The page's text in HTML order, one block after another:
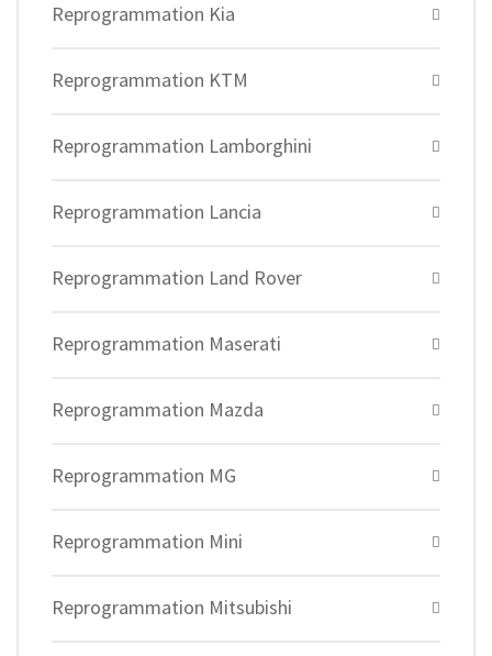
Reprogrammation Kia
Reprogrammation KTM
Reprogrammation Lamborghini
Reprogrammation Lancia
Reprogrammation Land Rover
Reprogrammation Maserati
Reprogrammation Mazda
Reprogrammation MG
Reprogrammation Mini
Reprogrammation Mitsubishi